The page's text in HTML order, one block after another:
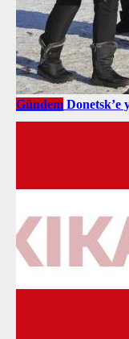
Gündem Donetsk’e